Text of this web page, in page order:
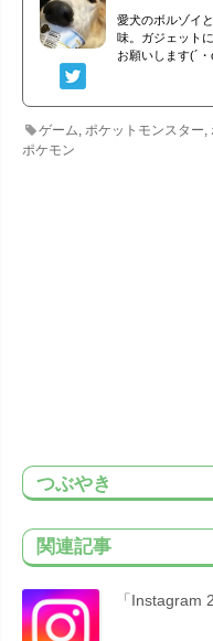
愛犬のボルゾイ
味。ガジェット
お願いします(´・
ゲーム ポケットモンスター
ポケモン
つぶやき
関連記事
「Instagram